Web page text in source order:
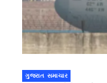
ગુજરાત સમાચાર